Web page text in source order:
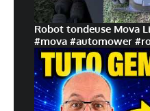
Robot tondeuse Mova
#mova #automower